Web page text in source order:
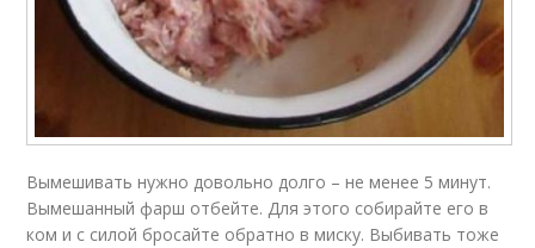
Вымешивать нужно довольно долго – не менее 5 минут.
Вымешанный фарш отбейте. Для этого собирайте его в
ком и с силой бросайте обратно в миску. Выбивать тоже